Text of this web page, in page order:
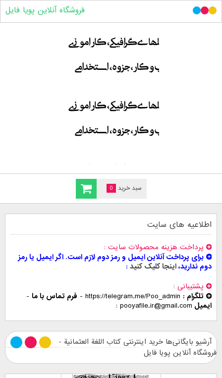
سبد خرید 0
فروشگاه آنلاین پویا فایل
اطلاعیه های سایت
پرداخت هزینه محصولات سایت
برای پرداخت آنلاین ایمیل و رمز دوم لازم است. اگر ایمیل یا رمز
دوم ندارید،اینجا کلیک کنید
پشتیبانی
تلگرام : https://telegram.me/Poo_admin
- فرم تماس با ما -
ایمیل pooyafile.ir@gmail.com
آرشیو بایگانی‌ها خرید اینترنتی کتاب اللغة العثمانية -
فروشگاه آنلاین پویا فایل